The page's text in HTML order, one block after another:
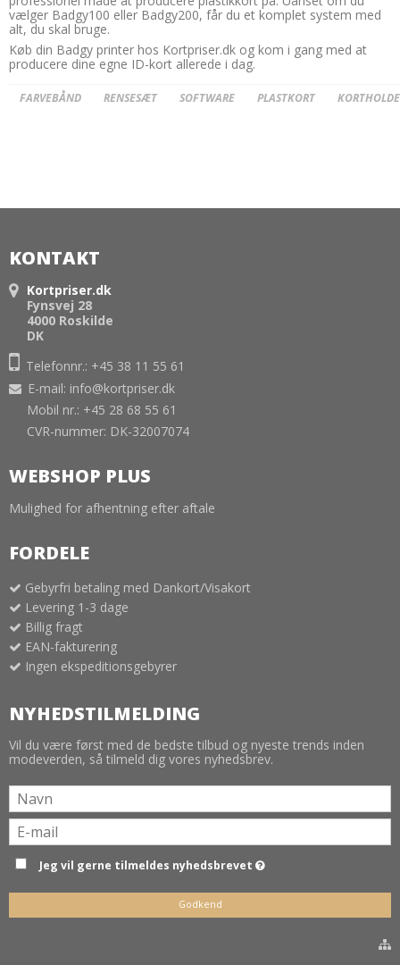
vælger Badgy100 eller Badgy200, får du et komplet system med
alt, du skal bruge.
Køb din Badgy printer hos Kortpriser.dk og kom i gang med at
producere dine egne ID-kort allerede i dag.
FARVEBÅND RENSESÆT SOFTWARE PLASTKORT
KONTAKT
Kortpriser.dk
Fynsvej 28
4000 Roskilde
DK
Telefonnr.: +45 38 11 55 61
E-mail: info@kortpriser.dk
Mobil nr.: +45 28 68 55 61
CVR-nummer: DK-32007074
WEBSHOP PLUS
Mulighed for afhentning efter aftale
FORDELE
Gebyrfri betaling med Dankort/Visakort
Levering 1-3 dage
Billig fragt
EAN-fakturering
Ingen ekspeditionsgebyrer
NYHEDSTILMELDING
Vil du være først med de bedste tilbud og nyeste trends inden
modeverden, så tilmeld dig vores nyhedsbrev.
Jeg vil gerne tilmeldes nyhedsbrevet
Godkend